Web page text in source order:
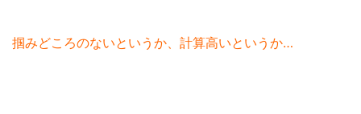
掴みどころのないというか、計算高いというか…